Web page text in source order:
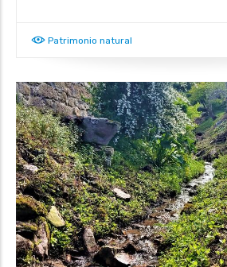
Patrimonio natural